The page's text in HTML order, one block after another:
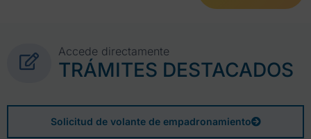
Accede directamente
TRÁMITES DESTACADOS
Solicitud de volante de empadronamiento